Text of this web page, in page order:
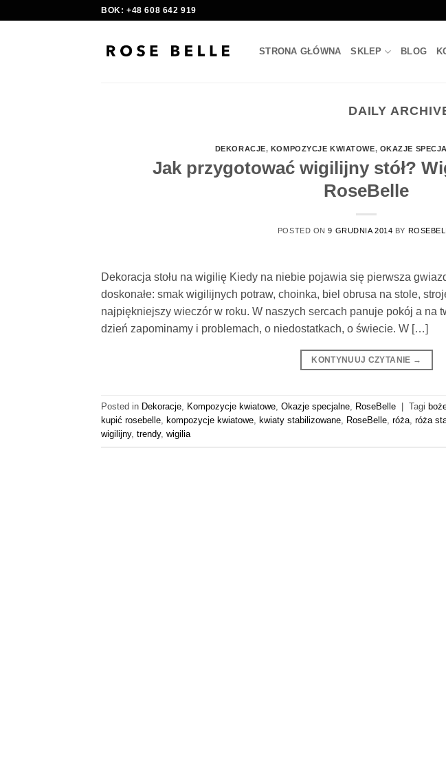
BOK: +48 608 642 919
STRONA GŁÓWNA SKLEP BLOG
DAILY
DEKORACJE, KOMPOZYCJE KWIATOWE, OKAZJE
Jak przygotować wigilijny stół?
RoseBelle
POSTED ON9 GRUDNIA 2014 BY
Dekoracja stołu na wigilię Kiedy na niebie pojawia się pierwsza
doskonałe: smak wigilijnych potraw, choinka, biel obrusa na stole,
najpiękniejszy wieczór w roku. W naszych sercach panuje pokój a na
dzień zapominamy i problemach, o niedostatkach, o świecie. W […]
KONTYNUUJ CZYTANIE →
Posted in Dekoracje, Kompozycje kwiatowe, Okazje specjalne, RoseBelle Tagi
kupić rosebelle, kompozycje kwiatowe, kwiaty stabilizowane, RoseBelle, róża, róża
wigilijny, trendy, wigilia